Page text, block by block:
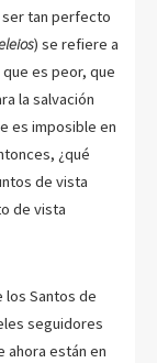
ser tan perfecto
) se refiere a
es peor, que
la salvación
es imposible en
¿qué
de vista
de vista
los Santos de
seguidores
ahora están en